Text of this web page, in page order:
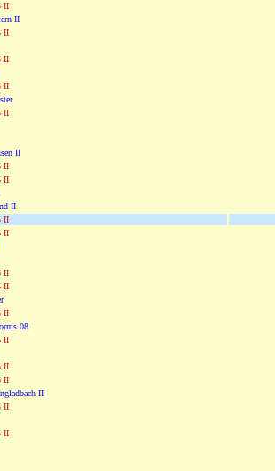
II
II
II
II
II
II
II
II
II
II
II
II
II
II
II
08
II
II
II
II
II
II